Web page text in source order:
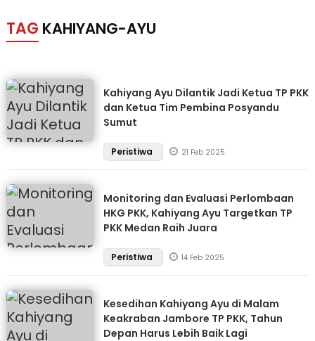
TAG KAHIYANG-AYU
Kahiyang Ayu Dilantik Jadi Ketua TP PKK
dan Ketua Tim Pembina Posyandu
Sumut
Peristiwa 21 Feb 2025
Monitoring dan Evaluasi Perlombaan
HKG PKK, Kahiyang Ayu Targetkan TP
PKK Medan Raih Juara
Peristiwa 14 Feb 2025
Kesedihan Kahiyang Ayu di Malam
Keakraban Jambore TP PKK, Tahun
Depan Harus Lebih Baik Lagi